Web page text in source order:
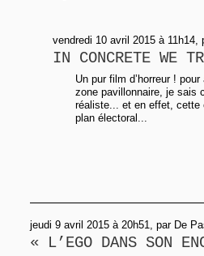
vendredi 10 avril 2015 à 11h14,
IN CONCRETE WE
Un pur film d’horreur !
zone pavillonnaire, je sais
réaliste... et en effet, cette
plan électoral...
jeudi 9 avril 2015 à 20h51, par De
« L’EGO DANS SON